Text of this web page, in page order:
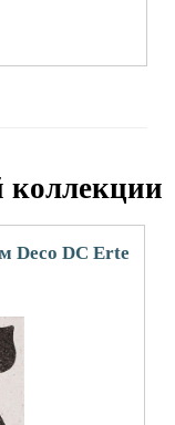
коллекции
Deco DC Erte